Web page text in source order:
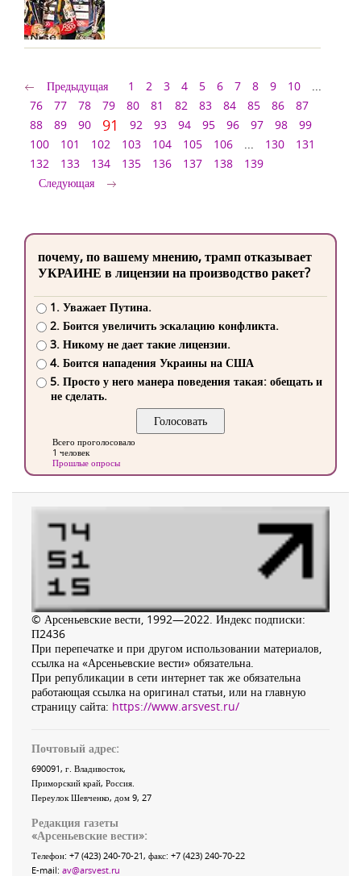
Предыдущая 1 2 3 4 5 6 7 8 9 10
...
76
77 78 79 80 81 82 83 84 85 86
87
88
89 90 91 92 93 94 95 96 97 98
99
100
101 102 103 104 105 106 ... 130
131
132
133 134 135 136 137 138
139
Следующая
почему, по вашему мнению, трамп отказывает
УКРАИНЕ в лицензии на производство ракет?
1. Уважает Путина.
2. Боится увеличить эскалацию конфликта.
3. Никому не дает такие лицензии.
4. Боится нападения Украины на США
5. Просто у него манера поведения такая: обещать и
не сделать.
Всего проголосовало
1 человек
Прошлые опросы
© Арсеньевские вести, 1992—2022. Индекс подписки:
П2436
При перепечатке и при другом использовании материалов,
ссылка на «Арсеньевские вести» обязательна.
При републикации в сети интернет так же обязательна
работающая ссылка на оригинал статьи, или на главную
страницу сайта: https://www.arsvest.ru/
Почтовый адрес:
690091, г. Владивосток,
Приморский край, Россия
Переулок Шевченко, дом 9, 27
Редакция газеты
«Арсеньевские вести»:
Телефон: +7 (423) 240-70-21, факс: +7 (423) 240-70-22
E-mail: av@arsvest.ru